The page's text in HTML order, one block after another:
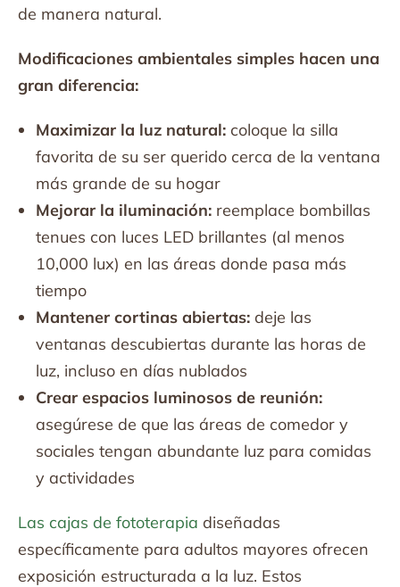
de manera natural.
Modificaciones ambientales simples hacen una
gran diferencia:
Maximizar la luz natural: coloque la silla
favorita de su ser querido cerca de la ventana
más grande de su hogar
Mejorar la iluminación: reemplace bombillas
tenues con luces LED brillantes (al menos
10,000 lux) en las áreas donde pasa más
tiempo
Mantener cortinas abiertas: deje las
ventanas descubiertas durante las horas de
luz, incluso en días nublados
Crear espacios luminosos de reunión:
asegúrese de que las áreas de comedor y
sociales tengan abundante luz para comidas
y actividades
Las cajas de fototerapia diseñadas
específicamente para adultos mayores ofrecen
exposición estructurada a la luz. Estos